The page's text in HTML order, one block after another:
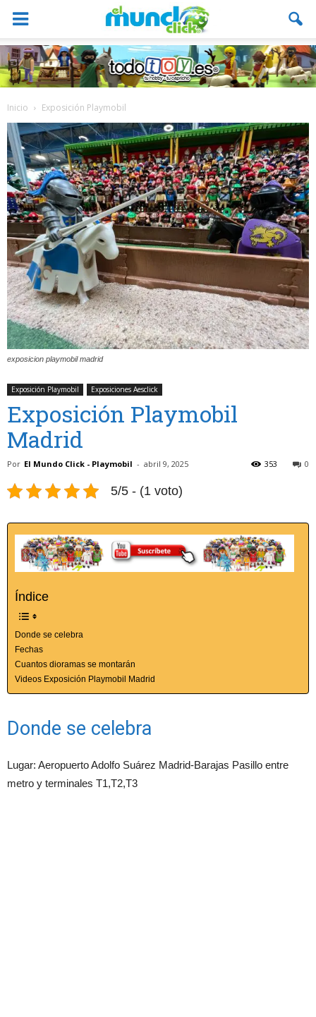
Inicio Exposición Playmobil
exposicion playmobil madrid
Exposición Playmobil Exposiciones Aesclick
Exposición Playmobil
Madrid
Por El Mundo Click - Playmobil - abril 9, 2025 0
353
5/5 - (1 voto)
Índice
Donde se celebra
Fechas
Cuantos dioramas se montarán
Videos Exposición Playmobil Madrid
Donde se celebra
Lugar: Aeropuerto Adolfo Suárez Madrid-Barajas Pasillo entre
metro y terminales T1,T2,T3